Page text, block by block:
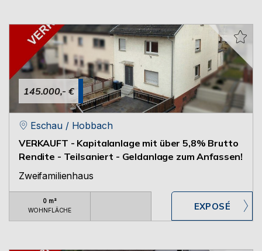
145.000,- €
Eschau / Hobbach
VERKAUFT - Kapitalanlage mit über 5,8% Brutto
Rendite - Teilsaniert - Geldanlage zum Anfassen!
Zweifamilienhaus
0 m²
WOHNFLÄCHE